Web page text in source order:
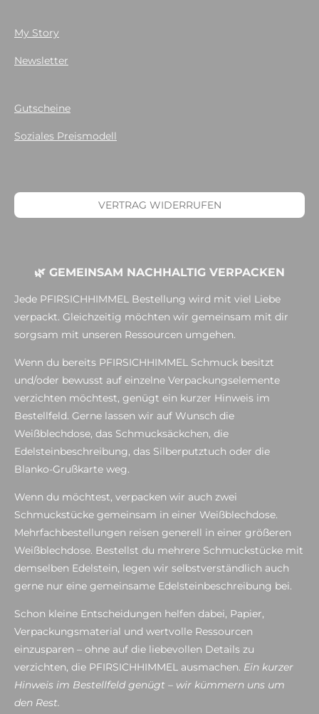
My Story
Newsletter
Gutscheine
Soziales Preismodell
VERTRAG WIDERRUFEN
🌿 GEMEINSAM NACHHALTIG VERPACKEN
Jede PFIRSICHHIMMEL Bestellung wird mit viel Liebe
verpackt. Gleichzeitig möchten wir gemeinsam mit dir
sorgsam mit unseren Ressourcen umgehen.
Wenn du bereits PFIRSICHHIMMEL Schmuck besitzt
und/oder bewusst auf einzelne Verpackungselemente
verzichten möchtest, genügt ein kurzer Hinweis im
Bestellfeld. Gerne lassen wir auf Wunsch die
Weißblechdose, das Schmucksäckchen, die
Edelsteinbeschreibung, das Silberputztuch oder die
Blanko-Grußkarte weg.
Wenn du möchtest, verpacken wir auch zwei
Schmuckstücke gemeinsam in einer Weißblechdose.
Mehrfachbestellungen reisen generell in einer größeren
Weißblechdose. Bestellst du mehrere Schmuckstücke mit
demselben Edelstein, legen wir selbstverständlich auch
gerne nur eine gemeinsame Edelsteinbeschreibung bei.
Schon kleine Entscheidungen helfen dabei, Papier,
Verpackungsmaterial und wertvolle Ressourcen
einzusparen – ohne auf die liebevollen Details zu
verzichten, die PFIRSICHHIMMEL ausmachen. Ein kurzer
Hinweis im Bestellfeld genügt – wir kümmern uns um
den Rest.